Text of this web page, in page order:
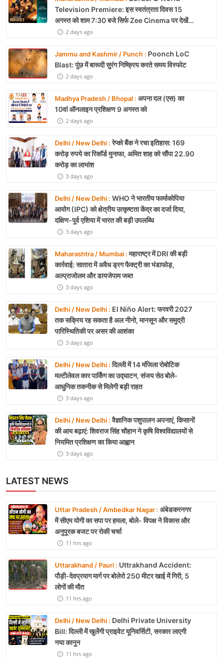
Television Premiere: इस स्वतंत्रता दिवस 15
अगस्त को शाम 7:30 बजे सिर्फ Zee Cinema पर देखें
बॉर्डर 22 days ago
Jammu and Kashmir / Punch : Poonch LoC
Blast: पुंछ में बारूदी सुरंग निष्क्रिय करते समय विस्फोट
2 days ago
Madhya Pradesh / Bhopal : अपना दल (एस) का
10वां ऑनलाइन प्रशिक्षण 9 अगस्त को
2 days ago
Delhi / New Delhi :रेप्को बैंक ने रचा इतिहास: 169
करोड़ रुपये का रिकॉर्ड मुनाफा, अमित शाह को सौंपा 22.90
करोड़ का लाभांश
3 days ago
Delhi / New Delhi : WHO ने भारतीय फार्माकोपिया
आयोग (IPC) को क्षेत्रीय उत्कृष्टता केंद्र का दर्जा दिया,
दक्षिण-पूर्व एशिया में भारत की बड़ी उपलब्धि
3 days ago
Maharashtra / Mumbai :महाराष्ट्र में DRI की बड़ी
कार्रवाई: सातारा में अवैध ड्रग फैक्ट्री का भंडाफोड़,
अल्प्राजोलम और डायजेपाम जब्त
3 days ago
Delhi / New Delhi : El Niño Alert: फरवरी 2027
तक सक्रिय रह सकता है अल नीनो, मानसून और समुद्री
पारिस्थितिकी पर असर की आशंका
3 days ago
Delhi / New Delhi :दिल्ली में 14 मंजिला रोबोटिक
मल्टीलेवल कार पार्किंग का उद्घाटन, संजय सेठ बोले-
आधुनिक तकनीक से मिलेगी बड़ी राहत
3 days ago
Delhi / New Delhi :वैज्ञानिक पशुपालन अपनाएं, किसानों
की आय बढ़ाएं: शिवराज सिंह चौहान ने कृषि विश्वविद्यालयों से
नियमित प्रशिक्षण का किया आह्वान
3 days ago
LATEST NEWS
Uttar Pradesh / Ambedkar Nagar : अंबेडकरनगर
में सीएम योगी का सपा पर हमला, बोले- विपक्ष ने विकास और
अनुपूरक बजट पर रोकी चर्चा
11 hrs ago
Uttarakhand / Pauri : Uttrakhand Accident:
पौड़ी-देवप्रयाग मार्ग पर बोलेरो 250 मीटर खाई में गिरी, 5
लोगों की मौत
11 hrs ago
Delhi / New Delhi : Delhi Private University
Bill: दिल्ली में खुलेंगी प्राइवेट यूनिवर्सिटी, सरकार लाएगी
नया कानून
11 hrs ago